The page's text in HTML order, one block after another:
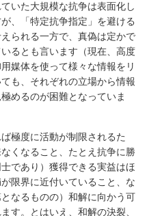
いた大規模な抗争は表面化し
、「特定抗争指定」を避ける
られる一方で、真偽は定かで
るとも言います（現在、高度
媒体を使って様々な情報をリ
も、それぞれの立場から情報
めるのが困難となっていま
極度に活動が制限されるた
くなること、たとえ抗争に勝
であり）獲得できる実益はほ
限界に近付いていること、な
なるものの）和解に向かう可
す。とはいえ、和解の決裂、